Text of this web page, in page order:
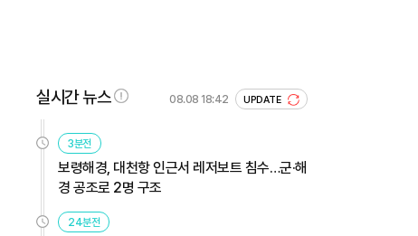
실시간 뉴스 08.08 18:42 UPDATE
3분전
보령해경, 대천항 인근서 레저보트 침수…군·해
경 공조로 2명 구조
24분전